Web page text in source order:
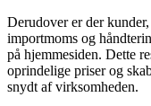
Derudover er der
importmoms og
på hjemmesiden. Dette
oprindelige priser og
snydt af virksomheden.